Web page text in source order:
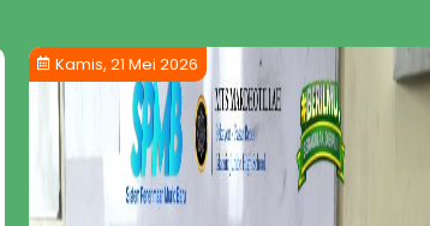
Kamis, 21 Mei 2026